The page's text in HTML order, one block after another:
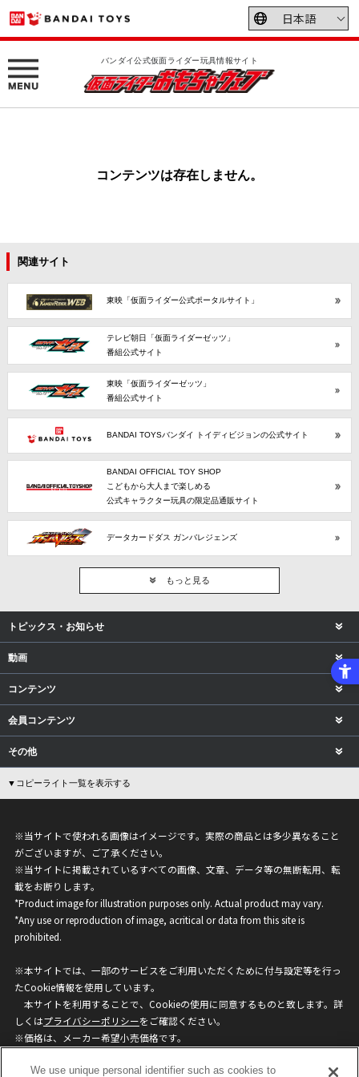
バンダイ公式仮面ライダー玩具情報サイト
コンテンツは存在しません。
関連サイト
東映「仮面ライダー公式ポータルサイト」
テレビ朝日「仮面ライダーゼッツ」
番組公式サイト
東映「仮面ライダーゼッツ」
番組公式サイト
BANDAI TOYSバンダイ トイディビジョンの公式サイト
BANDAI OFFICIAL TOY SHOP
こどもから大人まで楽しめる
公式キャラクター玩具の限定品通販サイト
データカードダス ガンバレジェンズ
もっと見る
トピックス・お知らせ
動画
コンテンツ
会員コンテンツ
その他
▼コピーライト一覧を表示する
※当サイトで使われる画像はイメージです。実際の商品とは多少異なること
がございますが、ご了承ください。
※当サイトに掲載されているすべての画像、文章、データ等の無断転用、転
載をお断りします。
*Product image for illustration purposes only. Actual product may vary.
*Any use or reproduction of image, acritical or data from this site is
prohibited.
※本サイトでは、一部のサービスをご利用いただくために付与設定等を行っ
たCookie情報を使用しています。
本サイトを利用することで、Cookieの使用に同意するものと致します。詳
しくはプライバシーポリシーをご確認ください。
※価格は、メーカー希望小売価格です。
ざいますのでご了承ください。
We use unique personal identifier such as cookies to